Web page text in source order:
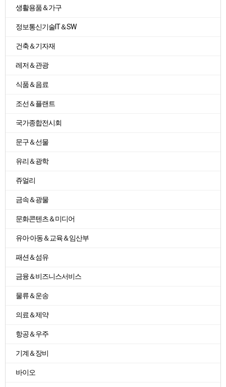
생활용품＆가구
정보통신기술IT＆SW
건축＆기자재
레저＆관광
식품＆음료
조선＆플랜트
국가종합전시회
문구＆선물
유리＆광학
쥬얼리
금속＆광물
문화콘텐츠＆미디어
유아·아동＆교육＆임산부
패션＆섬유
금융＆비즈니스서비스
물류＆운송
의료＆제약
항공＆우주
기계＆장비
바이오